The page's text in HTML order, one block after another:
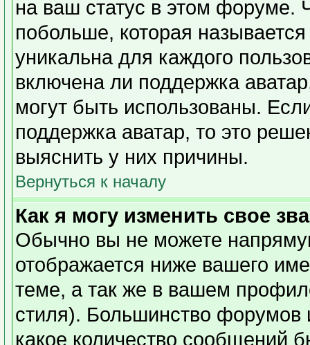
на ваш статус в этом форуме.
побольше, которая
уникальна для каждого
включена ли поддержка
могут быть использованы.
поддержка аватар, то это
выяснить у них причины.
Вернуться к началу
Как я могу изменить свое
Обычно вы не можете
отображается ниже вашего
теме, а так же в вашем
стиля). Большинство форумов
какое количество сообщений